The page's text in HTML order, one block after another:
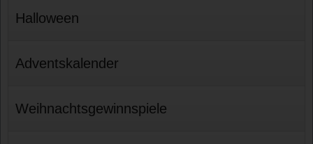
Halloween
Adventskalender
Weihnachtsgewinnspiele